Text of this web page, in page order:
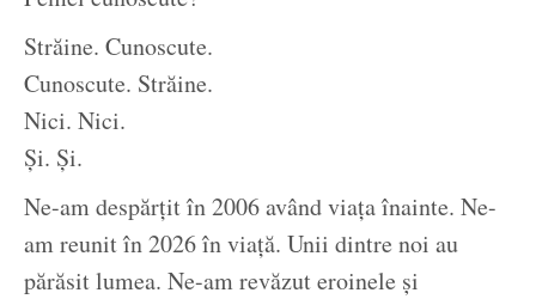
Străine. Cunoscute.
Cunoscute. Străine.
Nici. Nici.
Și. Și.
Ne-am despărțit în 2006 având viața înainte. Ne-
am reunit în 2026 în viață. Unii dintre noi au
părăsit lumea. Ne-am revăzut eroinele și